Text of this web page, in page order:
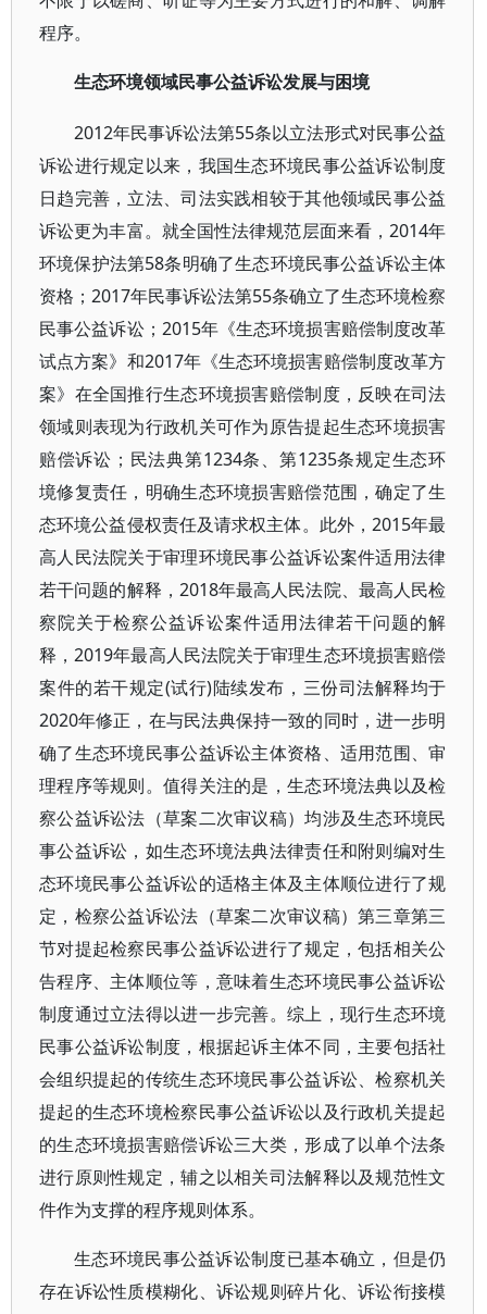
程序。
生态环境领域民事公益诉讼发展与困境
2012年民事诉讼法第55条以立法形式对民事公益
诉讼进行规定以来，我国生态环境民事公益诉讼制度
日趋完善，立法、司法实践相较于其他领域民事公益
诉讼更为丰富。就全国性法律规范层面来看，2014年
环境保护法第58条明确了生态环境民事公益诉讼主体
资格；2017年民事诉讼法第55条确立了生态环境检察
民事公益诉讼；2015年《生态环境损害赔偿制度改革
试点方案》和2017年《生态环境损害赔偿制度改革方
案》在全国推行生态环境损害赔偿制度，反映在司法
领域则表现为行政机关可作为原告提起生态环境损害
赔偿诉讼；民法典第1234条、第1235条规定生态环
境修复责任，明确生态环境损害赔偿范围，确定了生
态环境公益侵权责任及请求权主体。此外，2015年最
高人民法院关于审理环境民事公益诉讼案件适用法律
若干问题的解释，2018年最高人民法院、最高人民检
察院关于检察公益诉讼案件适用法律若干问题的解
释，2019年最高人民法院关于审理生态环境损害赔偿
案件的若干规定(试行)陆续发布，三份司法解释均于
2020年修正，在与民法典保持一致的同时，进一步明
确了生态环境民事公益诉讼主体资格、适用范围、审
理程序等规则。值得关注的是，生态环境法典以及检
察公益诉讼法（草案二次审议稿）均涉及生态环境民
事公益诉讼，如生态环境法典法律责任和附则编对生
态环境民事公益诉讼的适格主体及主体顺位进行了规
定，检察公益诉讼法（草案二次审议稿）第三章第三
节对提起检察民事公益诉讼进行了规定，包括相关公
告程序、主体顺位等，意味着生态环境民事公益诉讼
制度通过立法得以进一步完善。综上，现行生态环境
民事公益诉讼制度，根据起诉主体不同，主要包括社
会组织提起的传统生态环境民事公益诉讼、检察机关
提起的生态环境检察民事公益诉讼以及行政机关提起
的生态环境损害赔偿诉讼三大类，形成了以单个法条
进行原则性规定，辅之以相关司法解释以及规范性文
件作为支撑的程序规则体系。
生态环境民事公益诉讼制度已基本确立，但是仍
存在诉讼性质模糊化、诉讼规则碎片化、诉讼衔接模